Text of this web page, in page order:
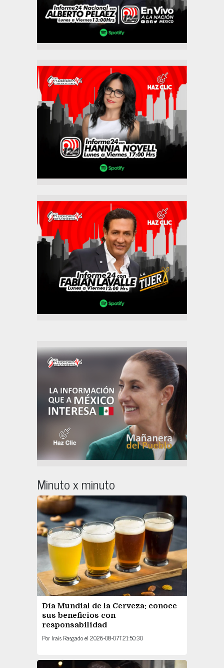
Minuto x minuto
Día Mundial de la Cerveza: conoce
sus beneficios con
responsabilidad
Por Irais Rasgadoel 2026-08-07T21:50:30